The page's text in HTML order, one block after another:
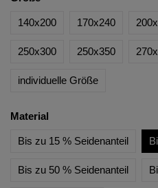
140x200 170x240
250x300 250x350
individuelle Größe
Material
Bis zu 15 % Seidenanteil
Bis zu 50 % Seidenanteil